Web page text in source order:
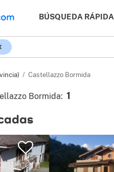
BÚSQUEDA RÁPIDA
Castellazzo Bormida
Bormida: 1